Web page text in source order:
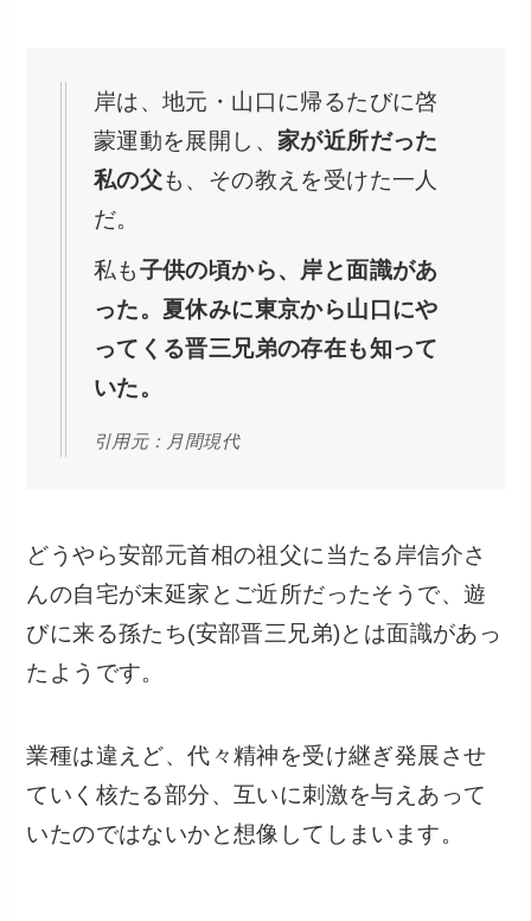
岸は、地元・山口に帰るたびに啓
蒙運動を展開し、家が近所だった
私の父も、その教えを受けた一人
だ。
私も子供の頃から、岸と面識があ
った。夏休みに東京から山口にや
ってくる晋三兄弟の存在も知って
いた。
引用元：月間現代
どうやら安部元首相の祖父に当たる岸信介さ
んの自宅が末延家とご近所だったそうで、遊
びに来る孫たち(安部晋三兄弟)とは面識があっ
たようです。
業種は違えど、代々精神を受け継ぎ発展させ
ていく核たる部分、互いに刺激を与えあって
いたのではないかと想像してしまいます。